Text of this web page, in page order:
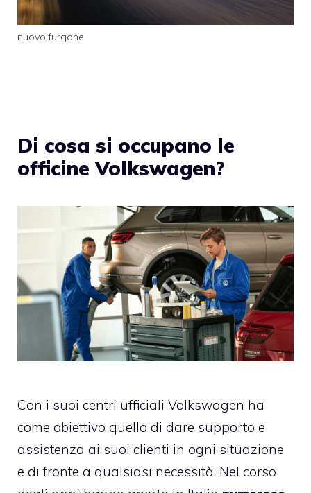
nuovo furgone
Di cosa si occupano le
officine Volkswagen?
Con i suoi centri ufficiali Volkswagen ha
come obiettivo quello di dare supporto e
assistenza ai suoi clienti in ogni situazione
e di fronte a qualsiasi necessità. Nel corso